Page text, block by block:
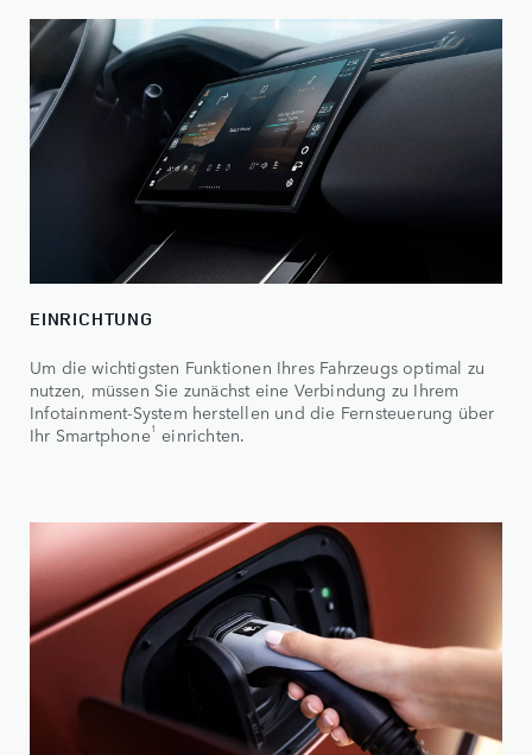
EINRICHTUNG
Um die wichtigsten Funktionen Ihres Fahrzeugs optimal zu
nutzen, müssen Sie zunächst eine Verbindung zu Ihrem
Infotainment-System herstellen und die Fernsteuerung über
Ihr Smartphone1 einrichten.